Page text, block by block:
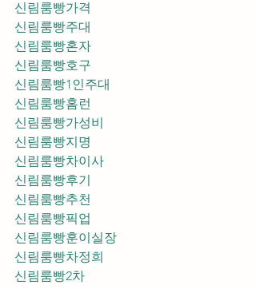
신림룸빵가격
신림룸빵주대
신림룸빵혼자
신림룸빵호구
신림룸빵1인주대
신림룸빵홈런
신림룸빵가성비
신림룸빵지명
신림룸빵차이사
신림룸빵후기
신림룸빵추천
신림룸빵훈이실장
신림룸빵차정희
신림룸빵2차